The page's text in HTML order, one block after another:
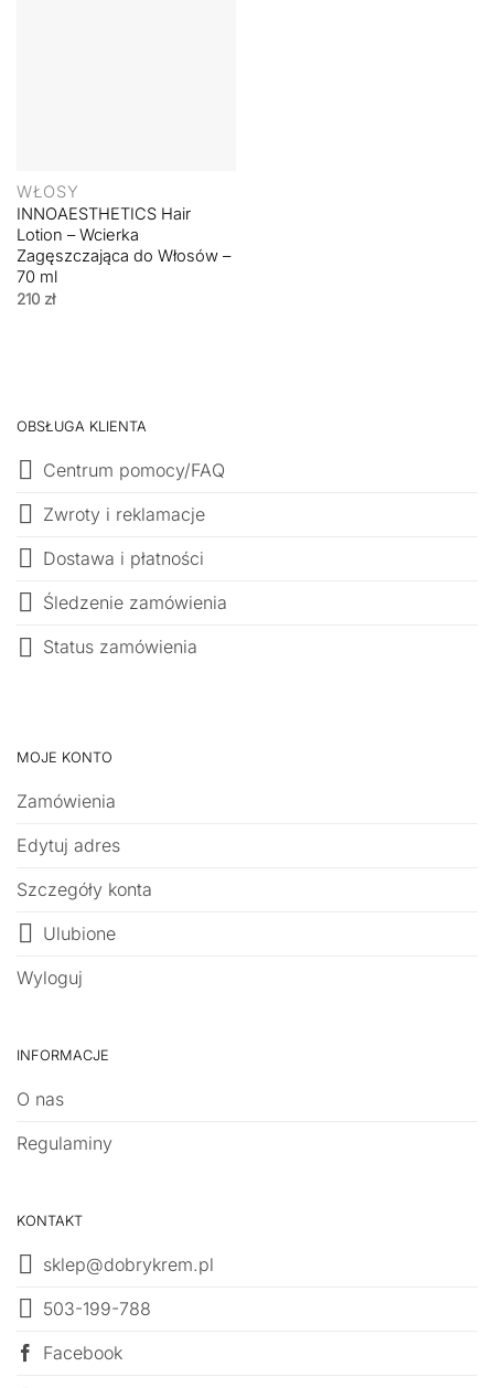
WŁOSY
INNOAESTHETICS Hair
Lotion – Wcierka
Zagęszczająca do Włosów –
70 ml
210 zł
OBSŁUGA KLIENTA
Centrum pomocy/FAQ
Zwroty i reklamacje
Dostawa i płatności
Śledzenie zamówienia
Status zamówienia
MOJE KONTO
Zamówienia
Edytuj adres
Szczegóły konta
Ulubione
Wyloguj
INFORMACJE
O nas
Regulaminy
KONTAKT
sklep@dobrykrem.pl
503-199-788
Facebook